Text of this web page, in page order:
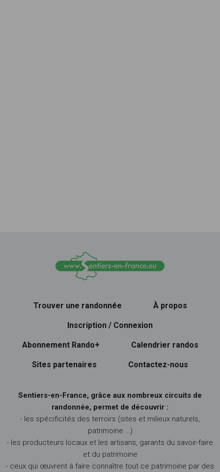
Trouver une randonnée À propos
Inscription / Connexion
Abonnement Rando+ Calendrier randos
Sites partenaires Contactez-nous
Sentiers-en-France, grâce aux nombreux circuits de
randonnée, permet de découvrir :
- les spécificités des terroirs (sites et milieux naturels,
patrimoine …)
- les producteurs locaux et les artisans, garants du savoir-faire
et du patrimoine
- ceux qui œuvrent à faire connaître tout ce patrimoine par des